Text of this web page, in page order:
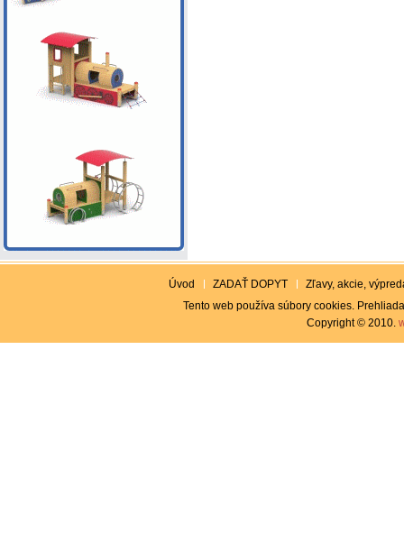
Úvod ZADAŤ DOPYT
Zľavy, akcie,
Tento web používa súbory cookies.
Copyright © 2010.